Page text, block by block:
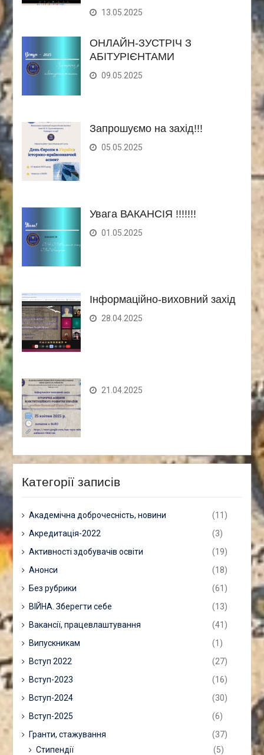
13.05.2025
ОНЛАЙН-ЗУСТРІЧ З
АБІТУРІЄНТАМИ
09.05.2025
Запрошуємо на захід!!!
05.05.2025
Увага ВАКАНСІЯ !!!!!!!
01.05.2025
Інформаційно-виховний захід
28.04.2025
21.04.2025
Категорії записів
Академічна доброчесність, новини
(11)
Акредитація-2022
(3)
Активності здобувачів освіти
(19)
Анонси
(18)
Без рубрики
(61)
ВІЙНА. Зберегти себе
(13)
Вакансії, працевлаштування
(41)
Випускникам
(1)
Вступ 2022
(27)
Вступ-2023
(16)
Вступ-2024
(30)
Вступ-2025
(6)
Гранти, стажування
(37)
Стипендії
(5)